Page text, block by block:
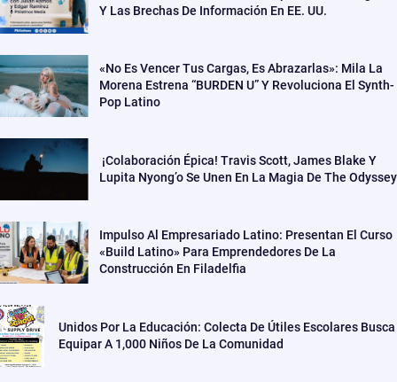
Y Las Brechas De Información En EE. UU.
«No Es Vencer Tus Cargas, Es Abrazarlas»: Mila La
Morena Estrena “BURDEN U” Y Revoluciona El Synth-
Pop Latino
¡Colaboración Épica! Travis Scott, James Blake Y
Lupita Nyong’o Se Unen En La Magia De The Odyssey
Impulso Al Empresariado Latino: Presentan El Curso
«Build Latino» Para Emprendedores De La
Construcción En Filadelfia
Unidos Por La Educación: Colecta De Útiles Escolares Busca
Equipar A 1,000 Niños De La Comunidad